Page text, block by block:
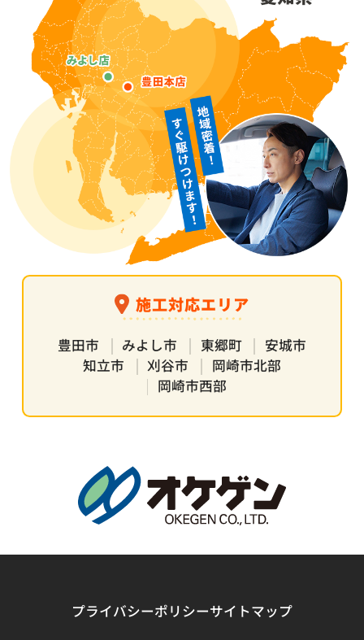
施工対応エリア
豊田市 みよし市 東郷町
安城市
知立市
刈谷市
岡崎市北部
岡崎市西部
プライバシーポリシーサイトマップ